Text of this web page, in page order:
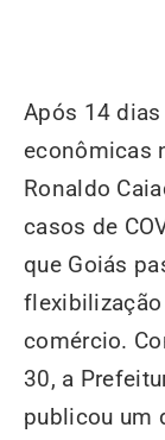
Após 14
econômicas
Ronaldo
casos de
que Goiás
flexibilização
comércio.
30, a
publicou um